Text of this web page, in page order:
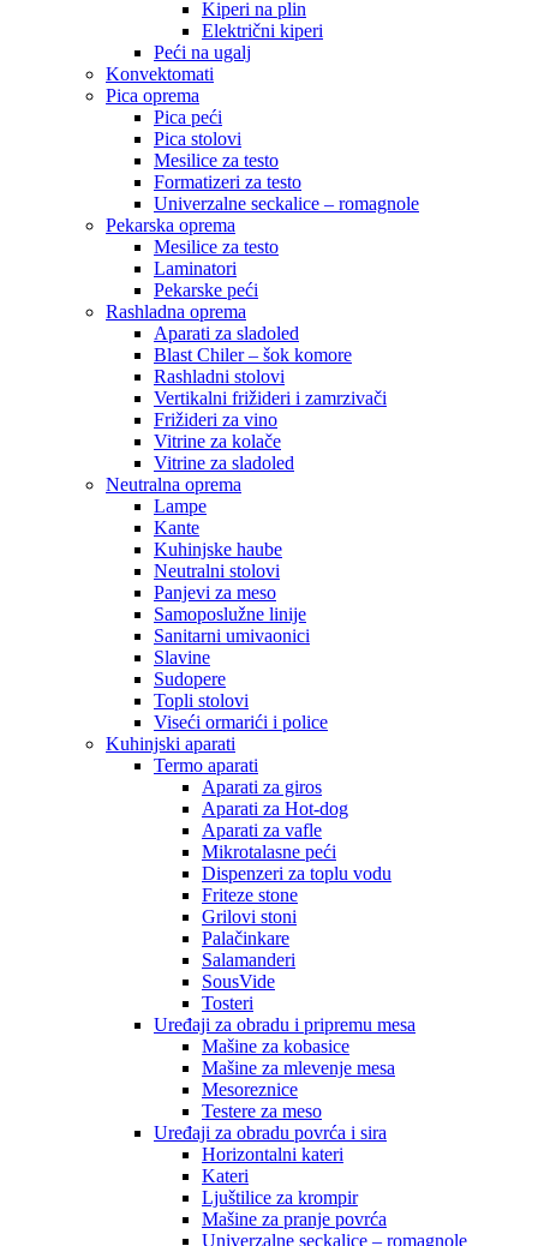
Kiperi na plin
Električni kiperi
Peći na ugalj
Konvektomati
Pica oprema
Pica peći
Pica stolovi
Mesilice za testo
Formatizeri za testo
Univerzalne seckalice – romagnole
Pekarska oprema
Mesilice za testo
Laminatori
Pekarske peći
Rashladna oprema
Aparati za sladoled
Blast Chiler – šok komore
Rashladni stolovi
Vertikalni frižideri i zamrzivači
Frižideri za vino
Vitrine za kolače
Vitrine za sladoled
Neutralna oprema
Lampe
Kante
Kuhinjske haube
Neutralni stolovi
Panjevi za meso
Samoposlužne linije
Sanitarni umivaonici
Slavine
Sudopere
Topli stolovi
Viseći ormarići i police
Kuhinjski aparati
Termo aparati
Aparati za giros
Aparati za Hot-dog
Aparati za vafle
Mikrotalasne peći
Dispenzeri za toplu vodu
Friteze stone
Grilovi stoni
Palačinkare
Salamanderi
SousVide
Tosteri
Uređaji za obradu i pripremu mesa
Mašine za kobasice
Mašine za mlevenje mesa
Mesoreznice
Testere za meso
Uređaji za obradu povrća i sira
Horizontalni kateri
Kateri
Ljuštilice za krompir
Mašine za pranje povrća
Univerzalne seckalice – romagnole